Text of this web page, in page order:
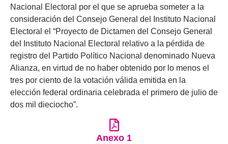
Nacional Electoral por el que se aprueba someter a la
consideración del Consejo General del Instituto Nacional
Electoral el “Proyecto de Dictamen del Consejo General
del Instituto Nacional Electoral relativo a la pérdida de
registro del Partido Político Nacional denominado Nueva
Alianza, en virtud de no haber obtenido por lo menos el
tres por ciento de la votación válida emitida en la
elección federal ordinaria celebrada el primero de julio de
dos mil dieciocho”.
Anexo 1